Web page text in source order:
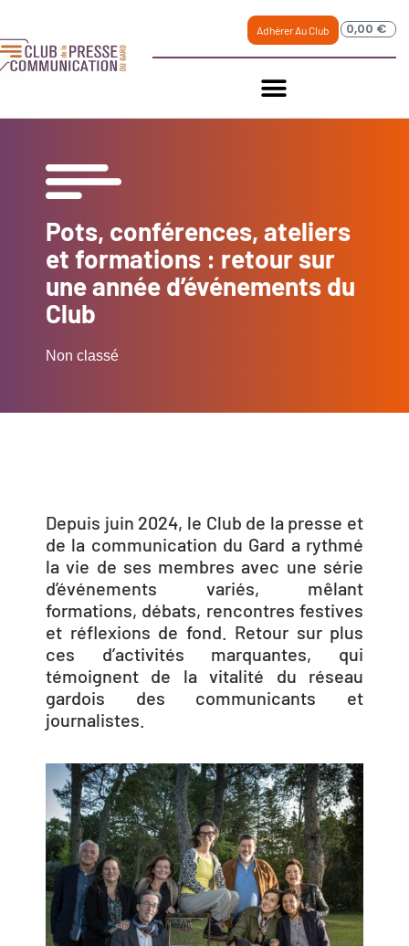
Adhérer Au Club 0,00 €
Pots, conférences, ateliers
et formations : retour sur
une année d’événements du
Club
Non classé
Depuis juin 2024, le Club de la presse et
de la communication du Gard a rythmé
la vie de ses membres avec une série
d’événements variés, mêlant
formations, débats, rencontres festives
et réflexions de fond. Retour sur plus
ces d’activités marquantes, qui
témoignent de la vitalité du réseau
gardois des communicants et
journalistes.